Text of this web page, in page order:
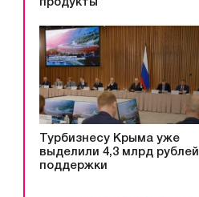
продукты
Турбизнесу Крыма уже
выделили 4,3 млрд рублей
поддержки